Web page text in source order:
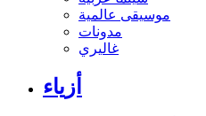
موسيقى عالمية
مدونات
غاليري
أزياء